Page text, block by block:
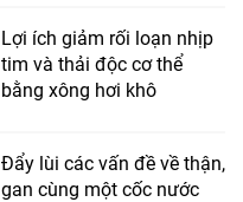
Lợi ích giảm rối loạn nhịp
tim và thải độc cơ thể
bằng xông hơi khô
Đẩy lùi các vấn đề về thận,
gan cùng một cốc nước